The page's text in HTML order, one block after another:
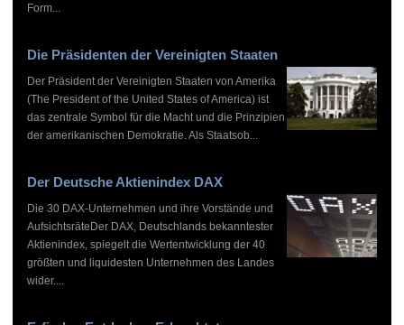
Form...
Die Präsidenten der Vereinigten Staaten
Der Präsident der Vereinigten Staaten von Amerika
(The President of the United States of America) ist
das zentrale Symbol für die Macht und die Prinzipien
der amerikanischen Demokratie. Als Staatsob...
Der Deutsche Aktienindex DAX
Die 30 DAX-Unternehmen und ihre Vorstände und
AufsichtsräteDer DAX, Deutschlands bekanntester
Aktienindex, spiegelt die Wertentwicklung der 40
größten und liquidesten Unternehmen des Landes
wider....